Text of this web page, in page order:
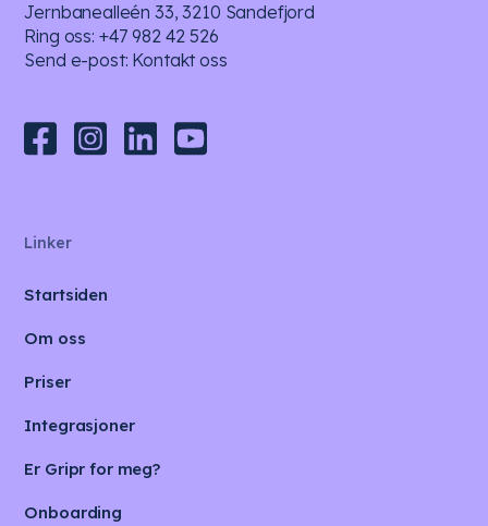
Jernbanealleén 33, 3210 Sandefjord
Ring oss: +47 982 42 526
Send e-post: Kontakt oss
Linker
Startsiden
Om oss
Priser
Integrasjoner
Er Gripr for meg?
Onboarding